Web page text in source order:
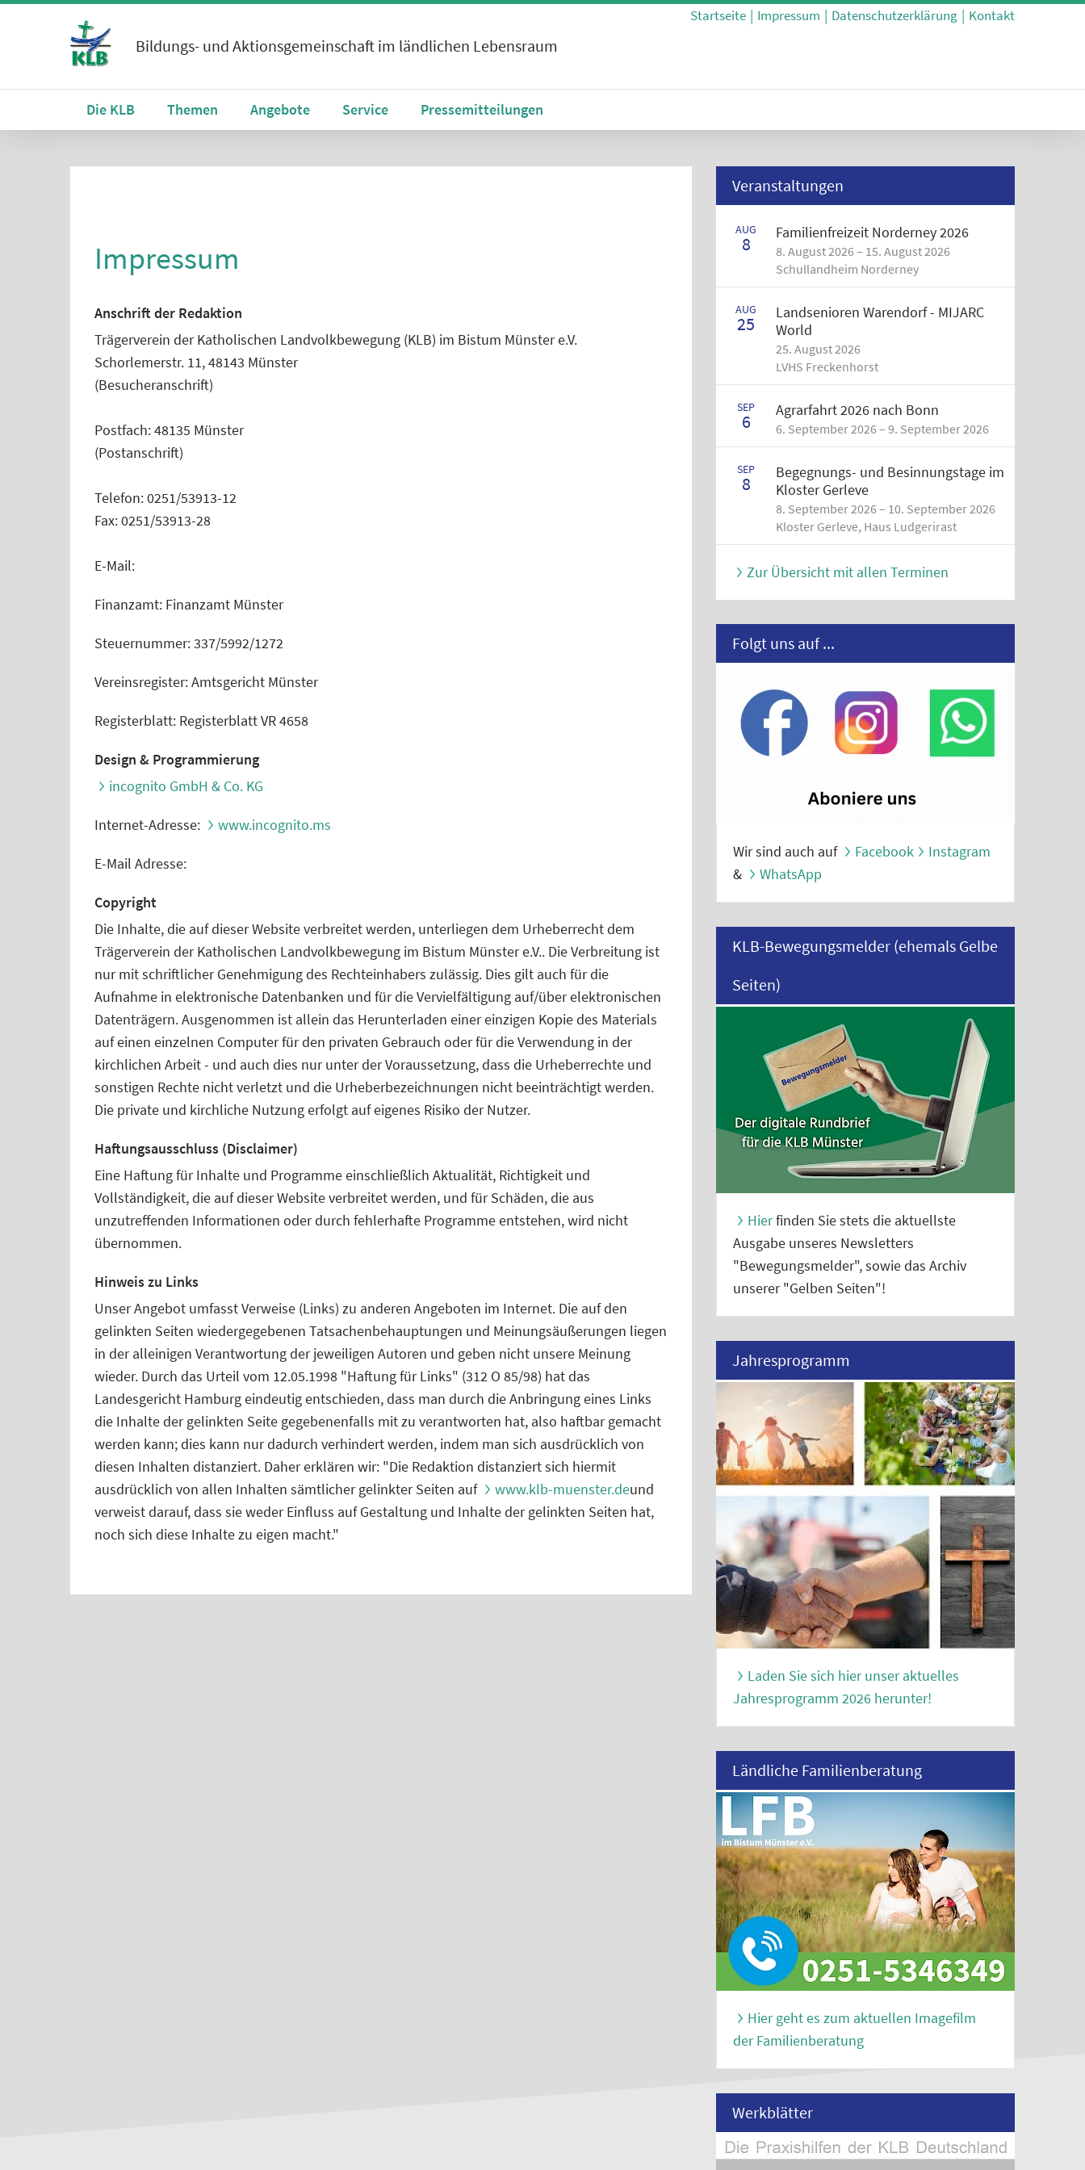
Bildungs- und Aktionsgemeinschaft im ländlichen Lebensraum
Startseite Impressum Datenschutzerklärung Kontakt
Die KLB Themen Angebote Service Pressemitteilungen
Impressum
Anschrift der Redaktion
Trägerverein der Katholischen Landvolkbewegung (KLB) im Bistum Münster e.V.
Schorlemerstr. 11, 48143 Münster
(Besucheranschrift)
Postfach: 48135 Münster
(Postanschrift)
Telefon: 0251/53913-12
Fax: 0251/53913-28
E-Mail:
Finanzamt: Finanzamt Münster
Steuernummer: 337/5992/1272
Vereinsregister: Amtsgericht Münster
Registerblatt: Registerblatt VR 4658
Design & Programmierung
incognito GmbH & Co. KG
Internet-Adresse: www.incognito.ms
E-Mail Adresse:
Copyright
Die Inhalte, die auf dieser Website verbreitet werden, unterliegen dem Urheberrecht dem
Trägerverein der Katholischen Landvolkbewegung im Bistum Münster e.V.. Die Verbreitung ist
nur mit schriftlicher Genehmigung des Rechteinhabers zulässig. Dies gilt auch für die
Aufnahme in elektronische Datenbanken und für die Vervielfältigung auf/über elektronischen
Datenträgern. Ausgenommen ist allein das Herunterladen einer einzigen Kopie des Materials
auf einen einzelnen Computer für den privaten Gebrauch oder für die Verwendung in der
kirchlichen Arbeit - und auch dies nur unter der Voraussetzung, dass die Urheberrechte und
sonstigen Rechte nicht verletzt und die Urheberbezeichnungen nicht beeinträchtigt werden.
Die private und kirchliche Nutzung erfolgt auf eigenes Risiko der Nutzer.
Haftungsausschluss (Disclaimer)
Eine Haftung für Inhalte und Programme einschließlich Aktualität, Richtigkeit und
Vollständigkeit, die auf dieser Website verbreitet werden, und für Schäden, die aus
unzutreffenden Informationen oder durch fehlerhafte Programme entstehen, wird nicht
übernommen.
Hinweis zu Links
Unser Angebot umfasst Verweise (Links) zu anderen Angeboten im Internet. Die auf den
gelinkten Seiten wiedergegebenen Tatsachenbehauptungen und Meinungsäußerungen liegen
in der alleinigen Verantwortung der jeweiligen Autoren und geben nicht unsere Meinung
wieder. Durch das Urteil vom 12.05.1998 "Haftung für Links" (312 O 85/98) hat das
Landesgericht Hamburg eindeutig entschieden, dass man durch die Anbringung eines Links
die Inhalte der gelinkten Seite gegebenenfalls mit zu verantworten hat, also haftbar gemacht
werden kann; dies kann nur dadurch verhindert werden, indem man sich ausdrücklich von
diesen Inhalten distanziert. Daher erklären wir: "Die Redaktion distanziert sich hiermit
ausdrücklich von allen Inhalten sämtlicher gelinkter Seiten auf
www.klb-muenster.deund
verweist darauf, dass sie weder Einfluss auf Gestaltung und Inhalte der gelinkten Seiten hat,
noch sich diese Inhalte zu eigen macht."
Veranstaltungen
AUG
8
Familienfreizeit Norderney 2026
8. August 2026 – 15. August 2026
Schullandheim Norderney
AUG
25
Landsenioren Warendorf - MIJARC
World
25. August 2026
LVHS Freckenhorst
SEP
6
Agrarfahrt 2026 nach Bonn
6. September 2026 – 9. September 2026
SEP
8
Begegnungs- und Besinnungstage im
Kloster Gerleve
8. September 2026 – 10. September 2026
Kloster Gerleve, Haus Ludgerirast
Zur Übersicht mit allen Terminen
Folgt uns auf ...
Wir sind auch auf Facebook
Instagram
&
WhatsApp
KLB-Bewegungsmelder (ehemals Gelbe
Seiten)
Hierfinden Sie stets die aktuellste
Ausgabe unseres Newsletters
"Bewegungsmelder", sowie das Archiv
unserer "Gelben Seiten"!
Jahresprogramm
Laden Sie sich hier unser aktuelles
Jahresprogramm 2026 herunter!
Ländliche Familienberatung
Hier geht es zum aktuellen Imagefilm
der Familienberatung
Werkblätter